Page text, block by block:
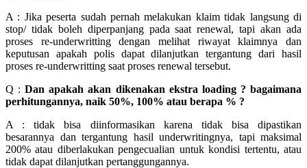
A : Jika peserta sudah pernah melakukan klaim tidak langsung di
stop/ tidak boleh diperpanjang pada saat renewal, tapi akan ada
proses re-underwritting dengan melihat riwayat klaimnya dan
keputusan apakah polis dapat dilanjutkan tergantung dari hasil
proses re-underwritting saat proses renewal tersebut.
Q :Dan apakah akan dikenakan ekstra loading ? bagaimana
perhitungannya, naik 50%, 100% atau berapa % ?
A : tidak bisa diinformasikan karena tidak bisa dipastikan
besarannya dan tergantung hasil underwritingnya, tapi maksimal
200% atau diberlakukan pengecualian untuk kondisi tertentu, atau
tidak dapat dilanjutkan pertanggungannya.